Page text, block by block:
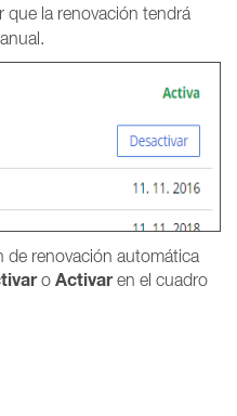
que la renovación tendrá
de renovación automática
o Activaren el cuadro